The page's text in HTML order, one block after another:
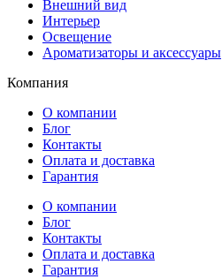
Внешний вид
Интерьер
Освещение
Ароматизаторы и аксессуары
Компания
О компании
Блог
Контакты
Оплата и доставка
Гарантия
О компании
Блог
Контакты
Оплата и доставка
Гарантия